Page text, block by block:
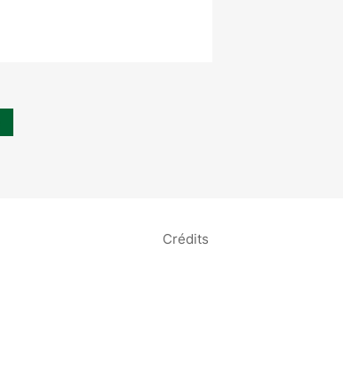
Crédits